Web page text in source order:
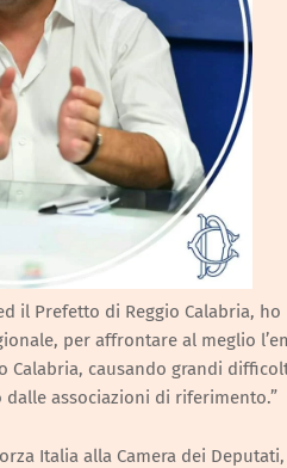
il Prefetto di Reggio Calabria,
per affrontare al meglio
causando grandi
associazioni di riferimento.”
Italia alla Camera dei